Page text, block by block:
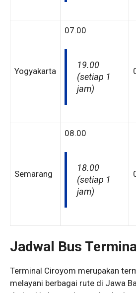
Yogyakarta
07.00
19.00
(setiap 1
jam)
Semarang
08.00
18.00
(setiap 1
jam)
Jadwal Bus
Terminal Ciroyom merupakan
melayani berbagai rute di Jawa